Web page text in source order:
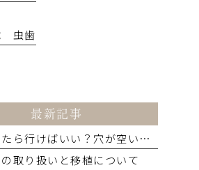
虫歯
最新記事
痛くなったら行けばいい？穴が空いたら虫歯治療？
取り扱いと移植について